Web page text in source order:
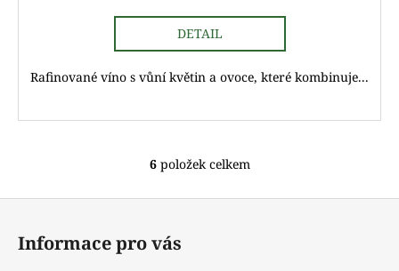
DETAIL
Rafinované víno s vůní květin a ovoce, které kombinuje...
O
6položek celkem
Z
Informace pro vás